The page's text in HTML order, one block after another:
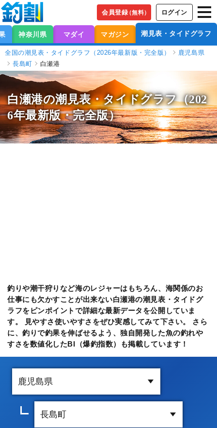
会員登録（無料） ログイン
神奈川県 マダイ マガジン 潮見表・タイドグラフ
全国の潮見表・タイドグラフ（2026年最新版・完全版）
鹿児島県
長島町
白瀬港
白瀬港の潮見表・タイドグラフ（202
6年最新版・完全版）
釣りや潮干狩りなど海のレジャーはもちろん、海関係のお
仕事にも欠かすことが出来ない白瀬港の潮見表・タイドグ
ラフをピンポイントで詳細な最新データを公開していま
す。 見やすさ使いやすさをぜひ実感してみて下さい。 さら
に、釣りで釣果を伸ばせるよう、独自開発した魚の釣れや
すさを数値化したBI（爆釣指数）も掲載しています！